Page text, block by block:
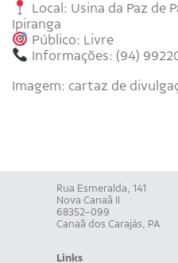
Local: Usina da Paz de
Ipiranga
Público: Livre
Informações: (94)
Imagem: cartaz de
Rua Esmeralda, 141
Nova Canaã II
68352-099
Canaã dos Carajás, PA
Links